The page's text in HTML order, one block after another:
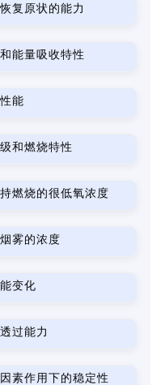
复原状的能力
能量吸收特性
能
和燃烧特性
燃烧的很低氧浓度
雾的浓度
变化
过能力
素作用下的稳定性